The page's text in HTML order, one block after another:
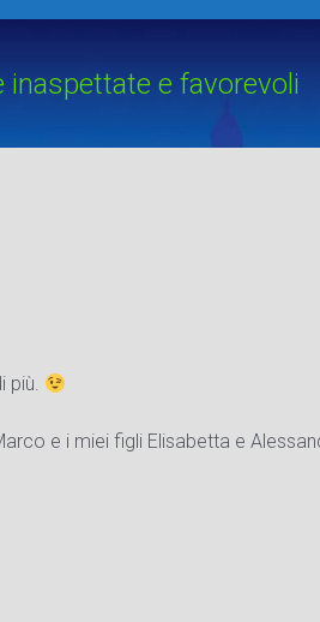
inaspettate e favorevoli
più.
e i miei figli Elisabetta e